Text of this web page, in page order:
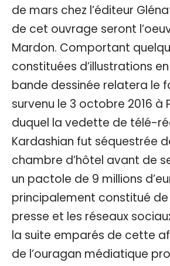
de mars chez l’éditeur
de cet ouvrage seront
Mardon. Comportant
constituées d’illustrations
bande dessinée relatera le
survenu le 3 octobre 2016 à
duquel la vedette de télé-
Kardashian fut séquestrée
chambre d’hôtel avant de
un pactole de 9 millions
principalement constitué de
presse et les réseaux
la suite emparés de cette
de l’ouragan médiatique